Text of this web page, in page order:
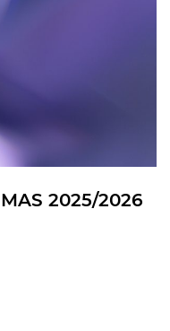
2025/2026